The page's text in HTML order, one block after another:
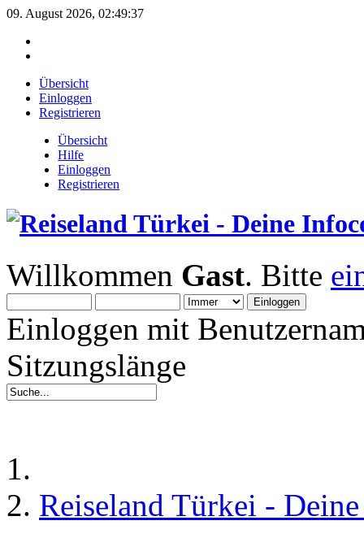
09. August 2026, 02:49:37
Übersicht
Einloggen
Registrieren
Übersicht
Hilfe
Einloggen
Registrieren
Willkommen Gast. Bitte
Einloggen mit
Sitzungslänge
Reiseland Türkei -